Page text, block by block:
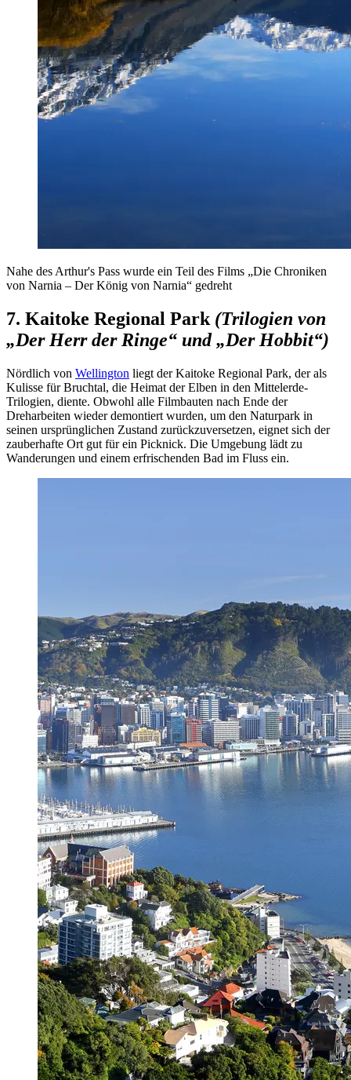
Nahe des Arthur's Pass wurde ein Teil des Films „Die Chroniken
von Narnia – Der König von Narnia“ gedreht
7. Kaitoke Regional Park (Trilogien von
„Der Herr der Ringe“ und „Der Hobbit“)
Nördlich von Wellington liegt der Kaitoke Regional Park, der als
Kulisse für Bruchtal, die Heimat der Elben in den Mittelerde-
Trilogien, diente. Obwohl alle Filmbauten nach Ende der
Dreharbeiten wieder demontiert wurden, um den Naturpark in
seinen ursprünglichen Zustand zurückzuversetzen, eignet sich der
zauberhafte Ort gut für ein Picknick. Die Umgebung lädt zu
Wanderungen und einem erfrischenden Bad im Fluss ein.